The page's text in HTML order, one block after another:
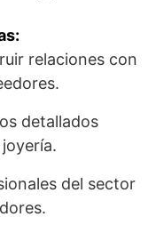
relaciones con
detallados
del sector